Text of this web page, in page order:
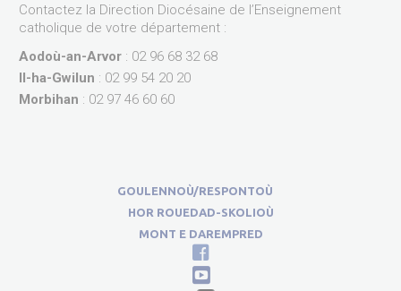
Contactez la Direction Diocésaine de l’Enseignement
catholique de votre département :
Aodoù-an-Arvor : 02 96 68 32 68
Il-ha-Gwilun : 02 99 54 20 20
Morbihan : 02 97 46 60 60
GOULENNOÙ/RESPONTOÙ
HOR ROUEDAD-SKOLIOÙ
MONT E DAREMPRED